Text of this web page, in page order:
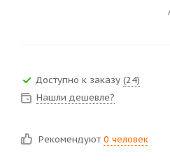
Доступно к заказу (24)
Нашли дешевле?
Рекомендуют 0 человек